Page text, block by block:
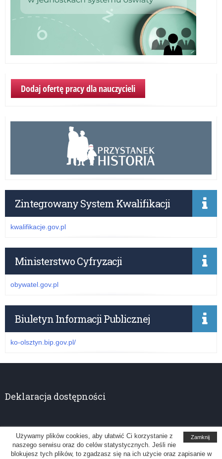
Dodaj ofertę pracy dla nauczycieli
Zintegrowany System Kwalifikacji
kwalifikacje.gov.pl
Ministerstwo Cyfryzacji
obywatel.gov.pl
Biuletyn Informacji Publicznej
ko-olsztyn.bip.gov.pl/
Deklaracja dostępności
Kuratorium Oświaty w Olsztynie
Zamknij
Używamy plików cookies, aby ułatwić Ci korzystanie z
naszego serwisu oraz do celów statystycznych. Jeśli nie
blokujesz tych plików, to zgadzasz się na ich użycie oraz zapisanie w